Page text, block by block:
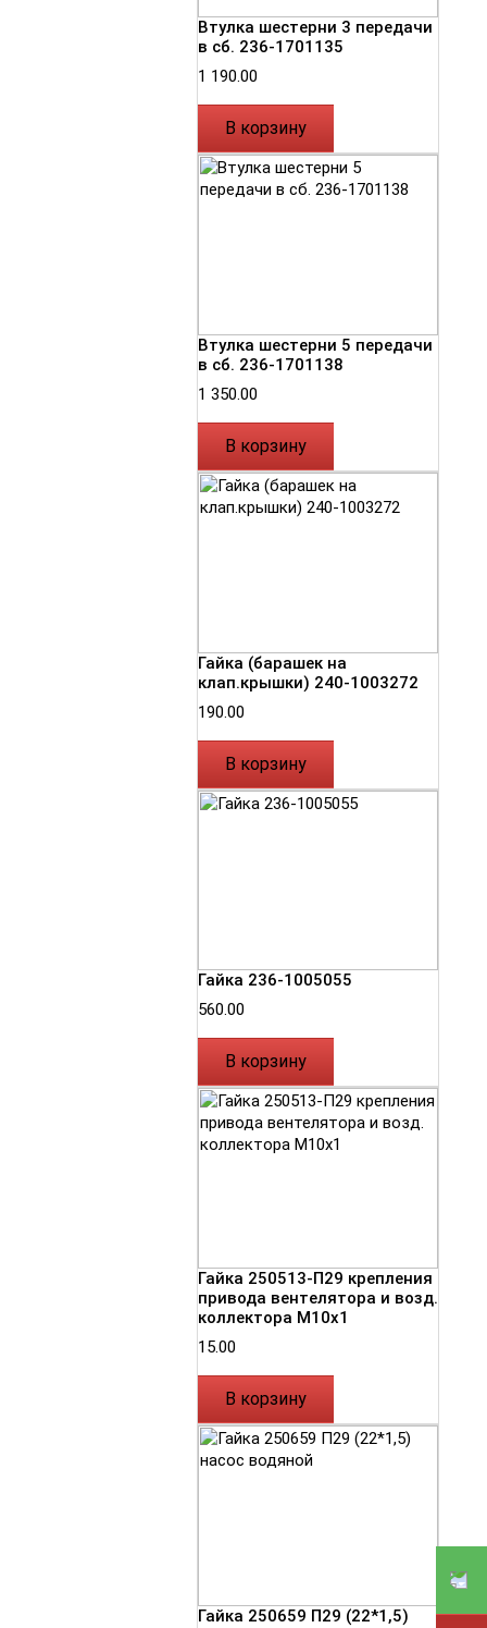
Втулка шестерни 3 передачи
в сб. 236-1701135
1 190.00
В корзину
Втулка шестерни 5 передачи
в сб. 236-1701138
1 350.00
В корзину
Гайка (барашек на
клап.крышки) 240-1003272
190.00
В корзину
Гайка 236-1005055
560.00
В корзину
Гайка 250513-П29 крепления
привода вентелятора и возд.
коллектора М10х1
15.00
В корзину
Гайка 250659 П29 (22*1,5)